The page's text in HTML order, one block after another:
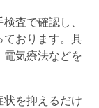
査で確認し、
ております。具
電気療法などを
状を抑えるだけ